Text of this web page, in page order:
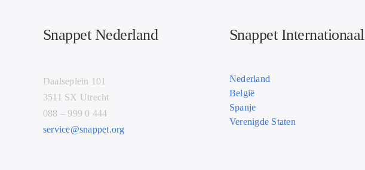
Snappet Nederland
Daalseplein 101
3511 SX Utrecht
088 – 999 0 444
service@snappet.org
Snappet Internationaal
Nederland
België
Spanje
Verenigde Staten